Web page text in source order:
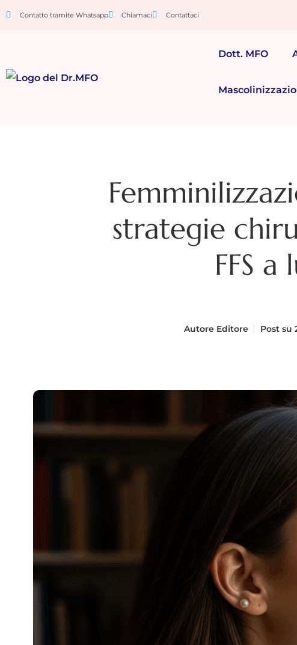
Contatto tramite Whatsapp Chiamaci Contattaci
Dott. MFO
strategie
FFS
AutoreEditore Post su